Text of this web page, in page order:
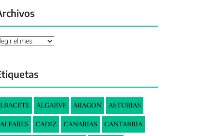
ALGARVE ARAGON ASTURIAS
CADIZ CANARIAS CANTABRIA